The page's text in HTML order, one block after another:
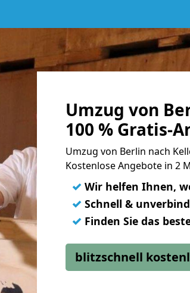
Umzug von
100 % Gratis-
Umzug von Berlin nach
Kostenlose Angebote in 2
✓ Wir helfen Ihnen,
✓ Schnell &
✓ Finden Sie das
blitzschnell